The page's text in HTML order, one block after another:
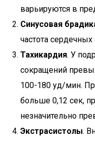
варьируются в
Синусовая
частота
Тахикардия. У
сокращений
100-180 уд/мин.
больше 0,12 сек,
незначительно
Экстрасистолы.